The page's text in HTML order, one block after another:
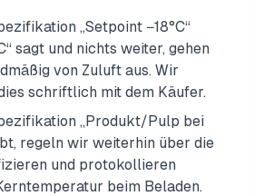
„Setpoint −18°C“
sagt und nichts weiter, gehen
von Zuluft aus. Wir
schriftlich mit dem Käufer.
„Produkt/Pulp bei
regeln wir weiterhin über die
und protokollieren
beim Beladen.